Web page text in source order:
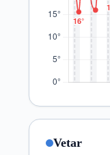
Vetar